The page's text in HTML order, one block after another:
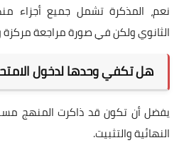
نعم، المذكرة تشمل جميع أجزاء
الثانوي ولكن في صورة مراجعة مركزة
هل تكفي وحدها لدخول
يفضل أن تكون قد ذاكرت المنهج
النهائية والتثبيت.